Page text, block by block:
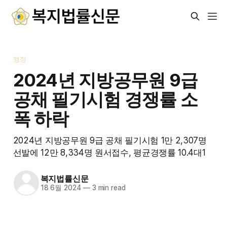
행정
2024년 지방공무원 9급
공채 필기시험 경쟁률 소
폭 하락
2024년 지방공무원 9급 공채 필기시험 1만 2,307명
선발에 12만 8,334명 원서접수, 평균경쟁률 10.4대1
복지법률신문
18 6월 2024 —3 min read